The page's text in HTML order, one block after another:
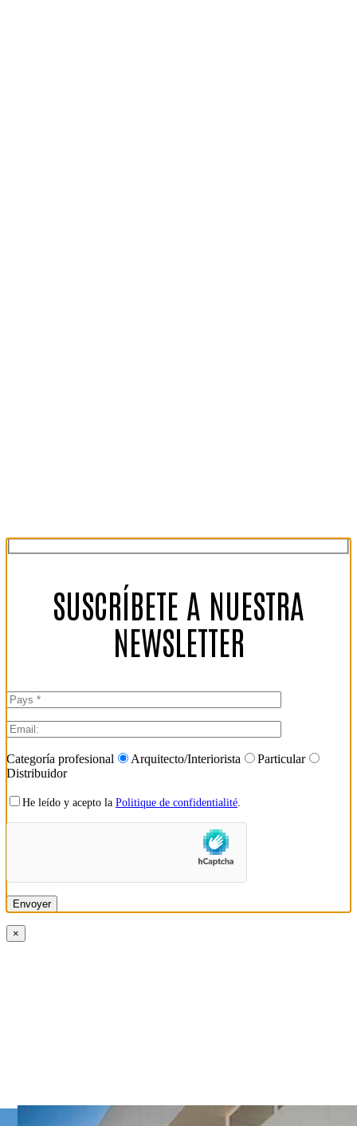
SUSCRÍBETE A NUESTRA
NEWSLETTER
Categoría profesional Arquitecto/Interiorista
Particular
Distribuidor
He leído y acepto la Politique de confidentialité
×